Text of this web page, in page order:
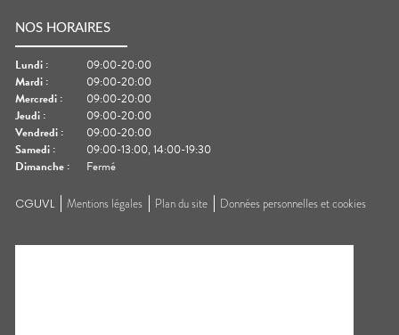
NOS HORAIRES
Lundi :
09:00-20:00
Mardi :
09:00-20:00
Mercredi :
09:00-20:00
Jeudi :
09:00-20:00
Vendredi :
09:00-20:00
Samedi :
09:00-13:00, 14:00-19:30
Dimanche : Fermé
CGUVL Mentions légales Plan du site Données personnelles et cookies